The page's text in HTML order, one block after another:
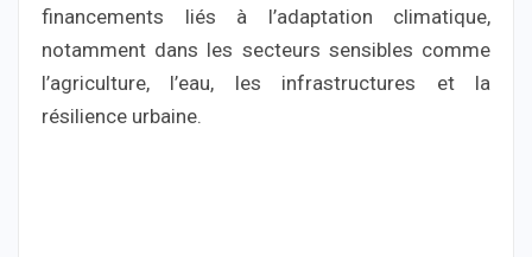
financements liés à l’adaptation climatique,
notamment dans les secteurs sensibles comme
l’agriculture, l’eau, les infrastructures et la
résilience urbaine.